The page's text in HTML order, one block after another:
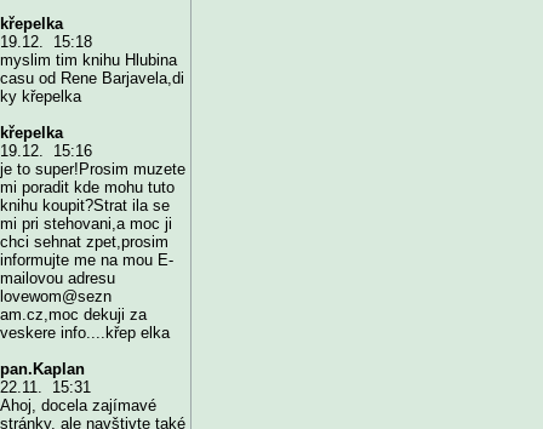
křepelka
19.12. 15:18
myslim tim knihu Hlubina
casu od Rene Barjavela,di
ky křepelka
křepelka
19.12. 15:16
je to super!Prosim muzete
mi poradit kde mohu tuto
knihu koupit?Strat ila se
mi pri stehovani,a moc ji
chci sehnat zpet,prosim
informujte me na mou E-
mailovou adresu
lovewom@sezn
am.cz,moc dekuji za
veskere info....křep elka
pan.Kaplan
22.11. 15:31
Ahoj, docela zajímavé
stránky, ale navštivte také